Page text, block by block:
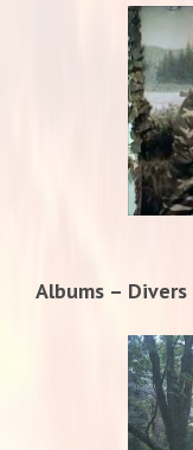
Albums – Divers